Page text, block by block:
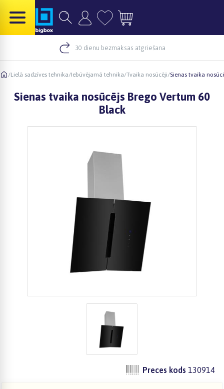
30 dienu bezmaksas atgriešana
/Lielā sadzīves tehnika/Iebūvējamā tehnika/Tvaika nosūcēji/Sienas tvaika
Sienas tvaika nosūcējs Brego Vertum 60
Black
Preces kods 130914